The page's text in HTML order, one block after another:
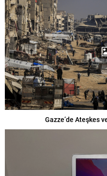
Gazze’de Ateşkes